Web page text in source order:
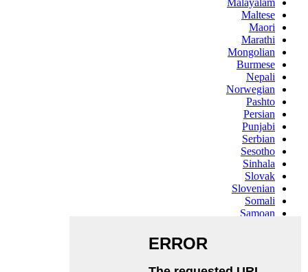
Maltese
Maori
Marathi
Mongolian
Burmese
Nepali
Norwegian
Pashto
Persian
Punjabi
Serbian
Sesotho
Sinhala
Slovak
Slovenian
Somali
Samoan